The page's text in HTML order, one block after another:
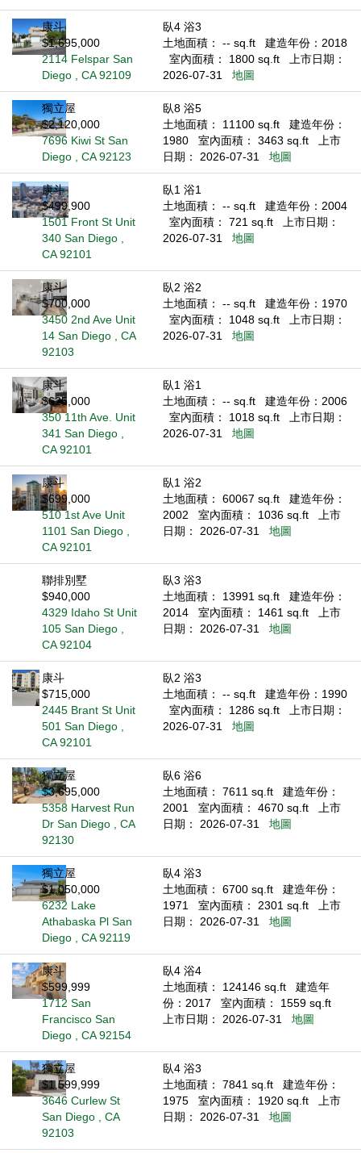
康斗
$1,695,000
2114 Felspar San
Diego , CA 92109
臥4 浴3
土地面積： -- sq.ft
建造年份：2018
室內面積： 1800 sq.ft
上市日期：
2026-07-31
地圖
獨立屋
$2,120,000
7696 Kiwi St San
Diego , CA 92123
臥8 浴5
土地面積： 11100 sq.ft
建造年份：
1980
室內面積： 3463 sq.ft
上市
日期： 2026-07-31
地圖
康斗
$499,900
1501 Front St Unit
340 San Diego ,
CA 92101
臥1 浴1
土地面積： -- sq.ft
建造年份：2004
室內面積： 721 sq.ft
上市日期：
2026-07-31
地圖
康斗
$700,000
3450 2nd Ave Unit
14 San Diego , CA
92103
臥2 浴2
土地面積： -- sq.ft
建造年份：1970
室內面積： 1048 sq.ft
上市日期：
2026-07-31
地圖
康斗
$625,000
350 11th Ave. Unit
341 San Diego ,
CA 92101
臥1 浴1
土地面積： -- sq.ft
建造年份：2006
室內面積： 1018 sq.ft
上市日期：
2026-07-31
地圖
康斗
$699,000
510 1st Ave Unit
1101 San Diego ,
CA 92101
臥1 浴2
土地面積： 60067 sq.ft
建造年份：
2002
室內面積： 1036 sq.ft
上市
日期： 2026-07-31
地圖
聯排別墅
$940,000
4329 Idaho St Unit
105 San Diego ,
CA 92104
臥3 浴3
土地面積： 13991 sq.ft
建造年份：
2014
室內面積： 1461 sq.ft
上市
日期： 2026-07-31
地圖
康斗
$715,000
2445 Brant St Unit
501 San Diego ,
CA 92101
臥2 浴3
土地面積： -- sq.ft
建造年份：1990
室內面積： 1286 sq.ft
上市日期：
2026-07-31
地圖
獨立屋
$3,695,000
5358 Harvest Run
Dr San Diego , CA
92130
臥6 浴6
土地面積： 7611 sq.ft
建造年份：
2001
室內面積： 4670 sq.ft
上市
日期： 2026-07-31
地圖
獨立屋
$1,050,000
6232 Lake
Athabaska Pl San
Diego , CA 92119
臥4 浴3
土地面積： 6700 sq.ft
建造年份：
1971
室內面積： 2301 sq.ft
上市
日期： 2026-07-31
地圖
康斗
$599,999
1712 San
Francisco San
Diego , CA 92154
臥4 浴4
土地面積： 124146 sq.ft
建造年
份：2017
室內面積： 1559 sq.ft
上市日期： 2026-07-31
地圖
獨立屋
$1,599,999
3646 Curlew St
San Diego , CA
92103
臥4 浴3
土地面積： 7841 sq.ft
建造年份：
1975
室內面積： 1920 sq.ft
上市
日期： 2026-07-31
地圖